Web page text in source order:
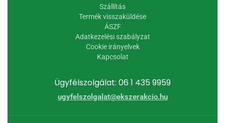
Ügyfélszolgálat: 06 1 435 9959
ugyfelszolgalat@ekszerakcio.hu
Szállítás
Termék visszaküldése
ÁSZF
Adatkezelési szabályzat
Cookie irányelvek
Kapcsolat